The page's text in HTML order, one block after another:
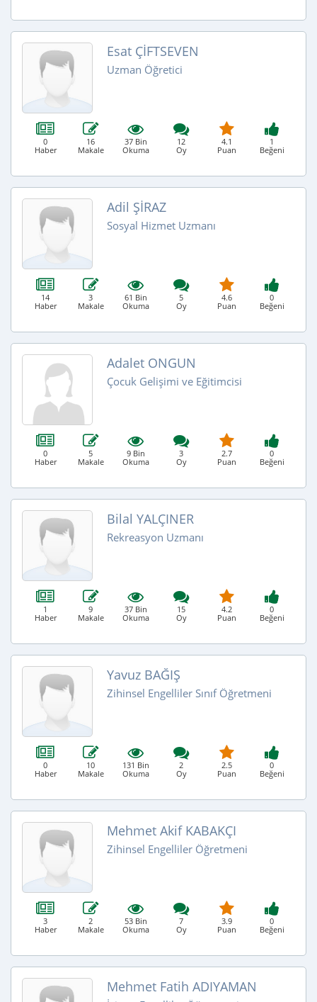
Esat ÇİFTSEVEN
Uzman Öğretici
0
Haber
16
Makale
37 Bin
Okuma
12
Oy
4.1
Puan
1
Beğeni
Adil ŞİRAZ
Sosyal Hizmet Uzmanı
14
Haber
3
Makale
61 Bin
Okuma
5
Oy
4.6
Puan
0
Beğeni
Adalet ONGUN
Çocuk Gelişimi ve Eğitimcisi
0
Haber
5
Makale
9 Bin
Okuma
3
Oy
2.7
Puan
0
Beğeni
Bilal YALÇINER
Rekreasyon Uzmanı
1
Haber
9
Makale
37 Bin
Okuma
15
Oy
4.2
Puan
0
Beğeni
Yavuz BAĞIŞ
Zihinsel Engelliler Sınıf Öğretmeni
0
Haber
10
Makale
131 Bin
Okuma
2
Oy
2.5
Puan
0
Beğeni
Mehmet Akif KABAKÇI
Zihinsel Engelliler Öğretmeni
3
Haber
2
Makale
53 Bin
Okuma
7
Oy
3.9
Puan
0
Beğeni
Mehmet Fatih ADIYAMAN